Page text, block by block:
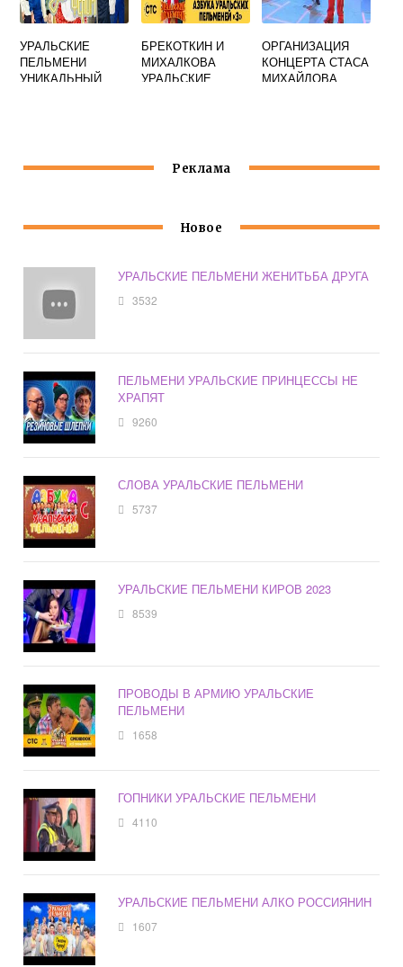
УРАЛЬСКИЕ
ПЕЛЬМЕНИ
УНИКАЛЬНЫЙ
БРЕКОТКИН И
МИХАЛКОВА
УРАЛЬСКИЕ
ОРГАНИЗАЦИЯ
КОНЦЕРТА СТАСА
МИХАЙЛОВА
Реклама
Новое
УРАЛЬСКИЕ ПЕЛЬМЕНИ ЖЕНИТЬБА ДРУГА
3532
ПЕЛЬМЕНИ УРАЛЬСКИЕ ПРИНЦЕССЫ НЕ
ХРАПЯТ
9260
СЛОВА УРАЛЬСКИЕ ПЕЛЬМЕНИ
5737
УРАЛЬСКИЕ ПЕЛЬМЕНИ КИРОВ 2023
8539
ПРОВОДЫ В АРМИЮ УРАЛЬСКИЕ
ПЕЛЬМЕНИ
1658
ГОПНИКИ УРАЛЬСКИЕ ПЕЛЬМЕНИ
4110
УРАЛЬСКИЕ ПЕЛЬМЕНИ АЛКО РОССИЯНИН
1607